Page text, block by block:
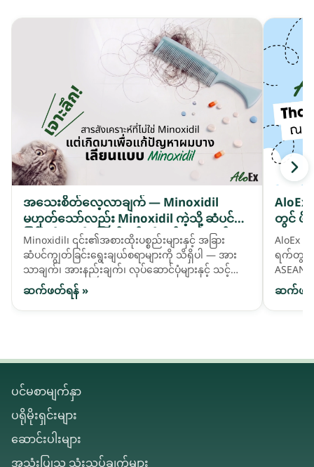
အသေးစိတ်လေ့လာချက် — Minoxidil
မဟုတ်သော်လည်း Minoxidil ကဲ့သို့ ဆံပင်ကျဲ
ခြင်းကို ကူညီဖြေရှင်းရန် တီထွင်ထားသည့် ဓာ
တုဆေးဖော်ဝါ activatives များ
Minoxidil၊ ၎င်း၏အစားထိုးပစ္စည်းများနှင့် အခြား
ဆံပင်ကျွတ်ခြင်းရွေးချယ်စရာများကို သိရှိပါ — အား
သာချက်၊ အားနည်းချက်၊ လုပ်ဆောင်ပုံများနှင့် သင့်
ဆံပင်လိုအပ်ချက်နှင့် ကိုက်ညီသည်ကို မည်သို့ရွေးချယ်
ရမည်ကို နှိုင်းယှဉ်ကြည့်ပါ။
ဆက်ဖတ်ရန် »
AloEx
တွင် ဖိ
AloEx
ရက်တွင်
နိုင်ငံခြ
ဆက်ဖတ်
ပင်မစာမျက်နှာ
ပရိုမိုးရှင်းများ
ဆောင်းပါးများ